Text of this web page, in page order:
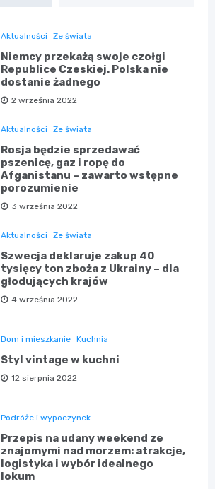
Aktualności Ze świata
Niemcy przekażą swoje czołgi
Republice Czeskiej. Polska nie
dostanie żadnego
2 września 2022
Aktualności Ze świata
Rosja będzie sprzedawać
pszenicę, gaz i ropę do
Afganistanu – zawarto wstępne
porozumienie
3 września 2022
Aktualności Ze świata
Szwecja deklaruje zakup 40
tysięcy ton zboża z Ukrainy – dla
głodujących krajów
4 września 2022
Dom i mieszkanie Kuchnia
Styl vintage w kuchni
12 sierpnia 2022
Podróże i wypoczynek
Przepis na udany weekend ze
znajomymi nad morzem: atrakcje,
logistyka i wybór idealnego
lokum